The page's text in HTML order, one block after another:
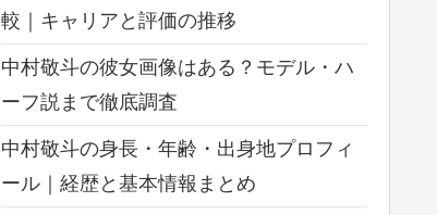
較｜キャリアと評価の推移
中村敬斗の彼女画像はある？モデル・ハ
ーフ説まで徹底調査
中村敬斗の身長・年齢・出身地プロフィ
ール｜経歴と基本情報まとめ